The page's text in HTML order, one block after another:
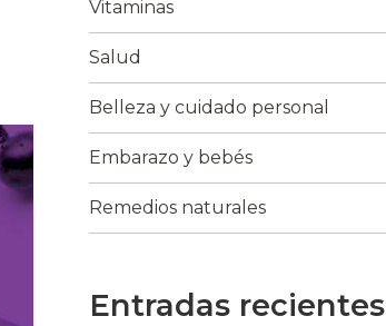
Vitaminas
Salud
Belleza y cuidado personal
Embarazo y bebés
Remedios naturales
Entradas recientes